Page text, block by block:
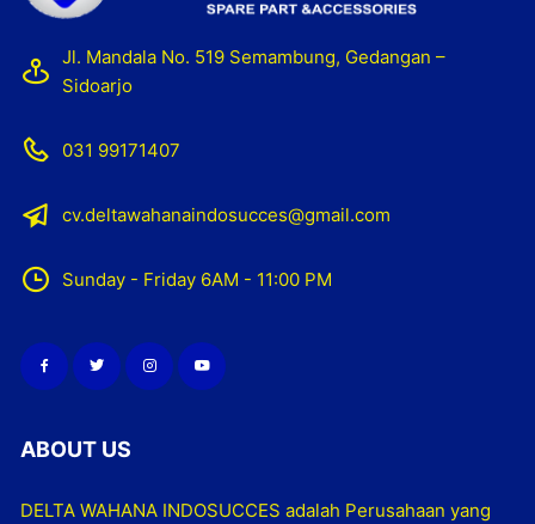
Jl. Mandala No. 519 Semambung, Gedangan –
Sidoarjo
031 99171407
cv.deltawahanaindosucces@gmail.com
Sunday - Friday 6AM - 11:00 PM
ABOUT US
DELTA WAHANA INDOSUCCES adalah Perusahaan yang